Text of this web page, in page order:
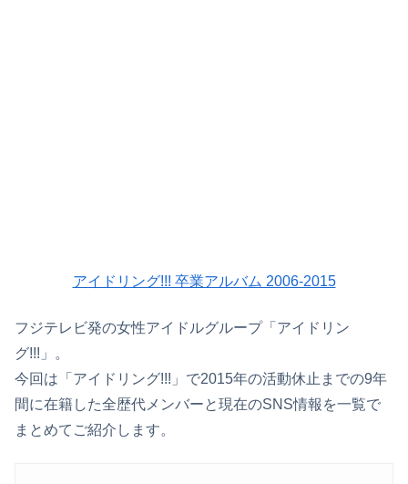
アイドリング!!! 卒業アルバム 2006-2015
フジテレビ発の女性アイドルグループ「アイドリン
グ!!!」。
今回は「アイドリング!!!」で2015年の活動休止までの9年
間に在籍した全歴代メンバーと現在のSNS情報を一覧で
まとめてご紹介します。